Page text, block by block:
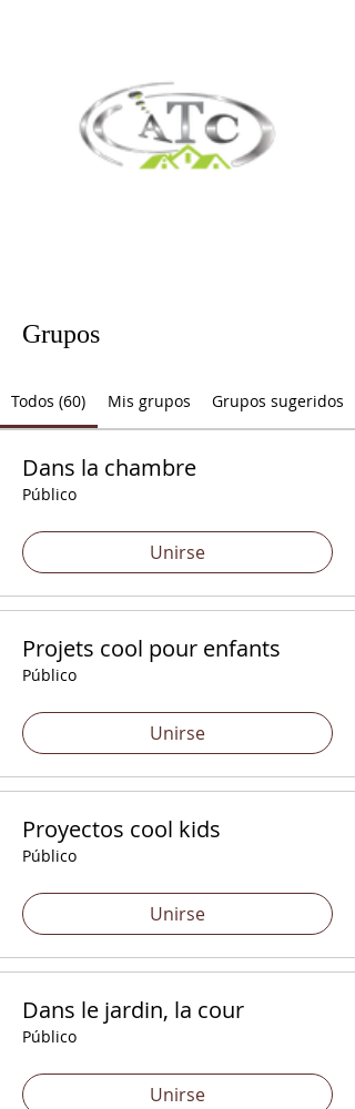
Grupos
Todos (60) Mis grupos Grupos sugeridos
Dans la chambre
Público
Unirse
Projets cool pour enfants
Público
Unirse
Proyectos cool kids
Público
Unirse
Dans le jardin, la cour
Público
Unirse